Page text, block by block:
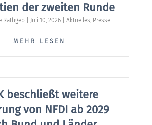
der zweiten Runde
Rathgeb Juli 10, 2026 |Aktuelles, Presse
MEHR LESEN
beschließt weitere
von NFDI ab 2029